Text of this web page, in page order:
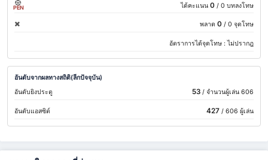
PEN ได้คะแนน 0 / 0 บทลงโทษ
พลาด 0 / 0 จุดโทษ
อัตราการได้จุดโทษ :ไม่ปรากฎ
อันดับจากผลทางสถิติ(ลีกปัจจุบัน)
อันดับยิงประตู
53/ จำนวนผู้เล่น 606
อันดับแอสซิต์ 427/ 606 ผู้เล่น